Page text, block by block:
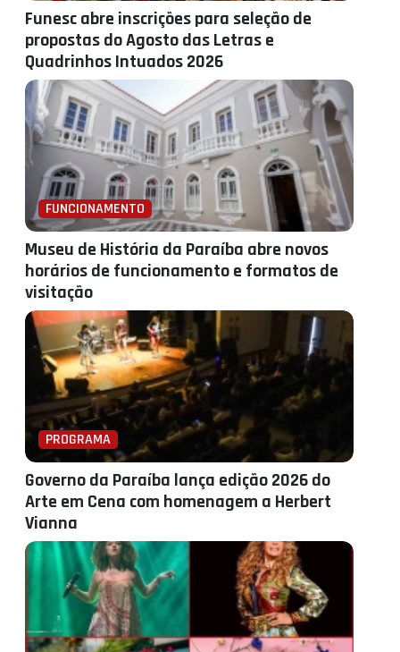
Funesc abre inscrições para seleção de
propostas do Agosto das Letras e
Quadrinhos Intuados 2026
FUNCIONAMENTO
Museu de História da Paraíba abre novos
horários de funcionamento e formatos de
visitação
PROGRAMA
Governo da Paraíba lança edição 2026 do
Arte em Cena com homenagem a Herbert
Vianna